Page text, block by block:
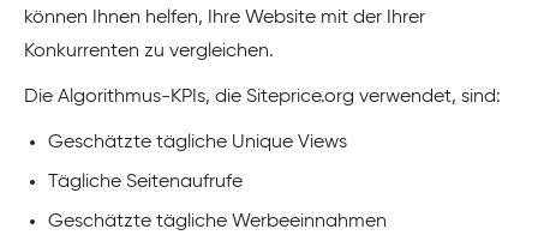
können Ihnen helfen, Ihre Website mit der Ihrer
Konkurrenten zu vergleichen.
Die Algorithmus-KPIs, die Siteprice.org verwendet, sind:
Geschätzte tägliche Unique Views
Tägliche Seitenaufrufe
Geschätzte tägliche Werbeeinnahmen